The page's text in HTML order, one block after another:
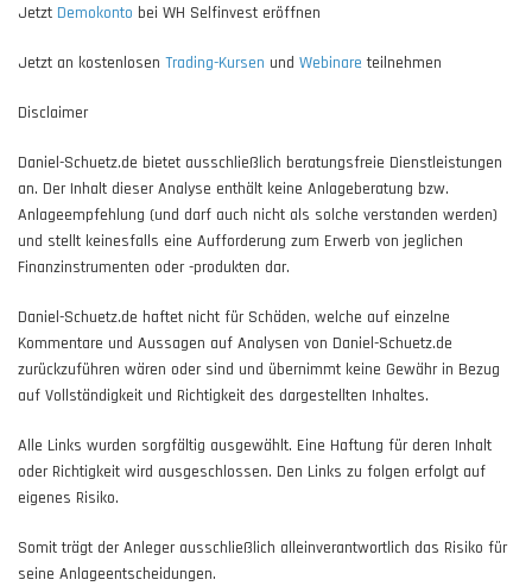
Jetzt Demokonto bei WH Selfinvest eröffnen
Jetzt an kostenlosen Trading-Kursen und Webinare teilnehmen
Disclaimer
Daniel-Schuetz.de bietet ausschließlich beratungsfreie Dienstleistungen
an. Der Inhalt dieser Analyse enthält keine Anlageberatung bzw.
Anlageempfehlung (und darf auch nicht als solche verstanden werden)
und stellt keinesfalls eine Aufforderung zum Erwerb von jeglichen
Finanzinstrumenten oder -produkten dar.
Daniel-Schuetz.de haftet nicht für Schäden, welche auf einzelne
Kommentare und Aussagen auf Analysen von Daniel-Schuetz.de
zurückzuführen wären oder sind und übernimmt keine Gewähr in Bezug
auf Vollständigkeit und Richtigkeit des dargestellten Inhaltes.
Alle Links wurden sorgfältig ausgewählt. Eine Haftung für deren Inhalt
oder Richtigkeit wird ausgeschlossen. Den Links zu folgen erfolgt auf
eigenes Risiko.
Somit trägt der Anleger ausschließlich alleinverantwortlich das Risiko für
seine Anlageentscheidungen.